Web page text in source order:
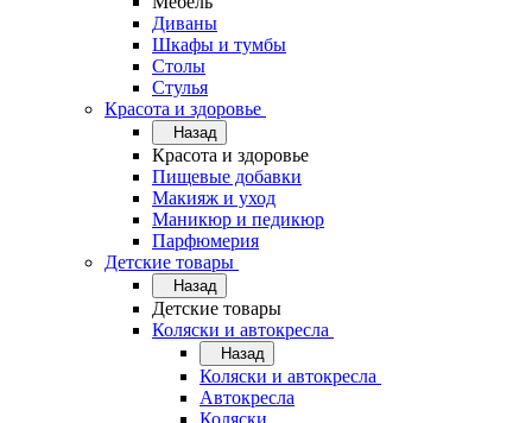
Диваны
Шкафы и тумбы
Столы
Стулья
Красота и здоровье
Назад
Красота и здоровье
Пищевые добавки
Макияж и уход
Маникюр и педикюр
Парфюмерия
Детские товары
Назад
Детские товары
Коляски и автокресла
Назад
Коляски и автокресла
Автокресла
Коляски